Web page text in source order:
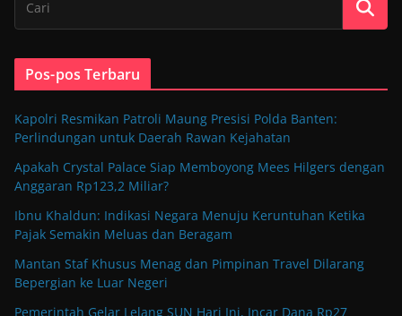
Pos-pos Terbaru
Kapolri Resmikan Patroli Maung Presisi Polda Banten:
Perlindungan untuk Daerah Rawan Kejahatan
Apakah Crystal Palace Siap Memboyong Mees Hilgers dengan
Anggaran Rp123,2 Miliar?
Ibnu Khaldun: Indikasi Negara Menuju Keruntuhan Ketika
Pajak Semakin Meluas dan Beragam
Mantan Staf Khusus Menag dan Pimpinan Travel Dilarang
Bepergian ke Luar Negeri
Pemerintah Gelar Lelang SUN Hari Ini, Incar Dana Rp27